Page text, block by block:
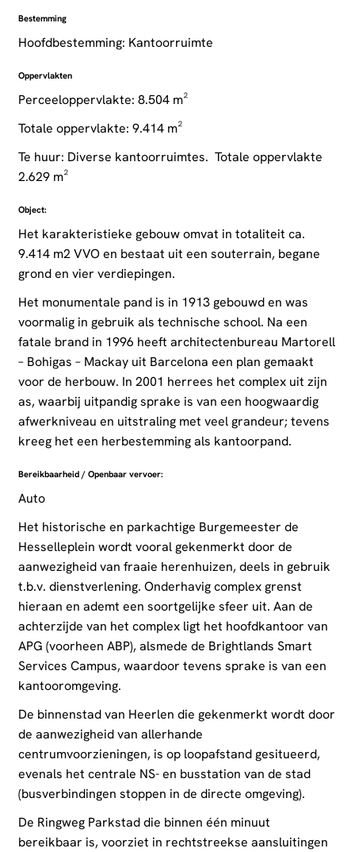
Bestemming
Hoofdbestemming: Kantoorruimte
Oppervlakten
Perceeloppervlakte: 8.504 m²
Totale oppervlakte: 9.414 m²
Te huur: Diverse kantoorruimtes. Totale oppervlakte
2.629 m²
Object:
Het karakteristieke gebouw omvat in totaliteit ca.
9.414 m2 VVO en bestaat uit een souterrain, begane
grond en vier verdiepingen.
Het monumentale pand is in 1913 gebouwd en was
voormalig in gebruik als technische school. Na een
fatale brand in 1996 heeft architectenbureau Martorell
– Bohigas – Mackay uit Barcelona een plan gemaakt
voor de herbouw. In 2001 herrees het complex uit zijn
as, waarbij uitpandig sprake is van een hoogwaardig
afwerkniveau en uitstraling met veel grandeur; tevens
kreeg het een herbestemming als kantoorpand.
Bereikbaarheid / Openbaar vervoer:
Auto
Het historische en parkachtige Burgemeester de
Hesselleplein wordt vooral gekenmerkt door de
aanwezigheid van fraaie herenhuizen, deels in gebruik
t.b.v. dienstverlening. Onderhavig complex grenst
hieraan en ademt een soortgelijke sfeer uit. Aan de
achterzijde van het complex ligt het hoofdkantoor van
APG (voorheen ABP), alsmede de Brightlands Smart
Services Campus, waardoor tevens sprake is van een
kantooromgeving.
De binnenstad van Heerlen die gekenmerkt wordt door
de aanwezigheid van allerhande
centrumvoorzieningen, is op loopafstand gesitueerd,
evenals het centrale NS- en busstation van de stad
(busverbindingen stoppen in de directe omgeving).
De Ringweg Parkstad die binnen één minuut
bereikbaar is, voorziet in rechtstreekse aansluitingen